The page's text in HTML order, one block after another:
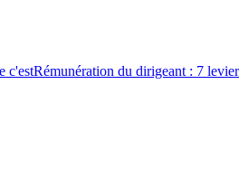
c'estRémunération du dirigeant : 7